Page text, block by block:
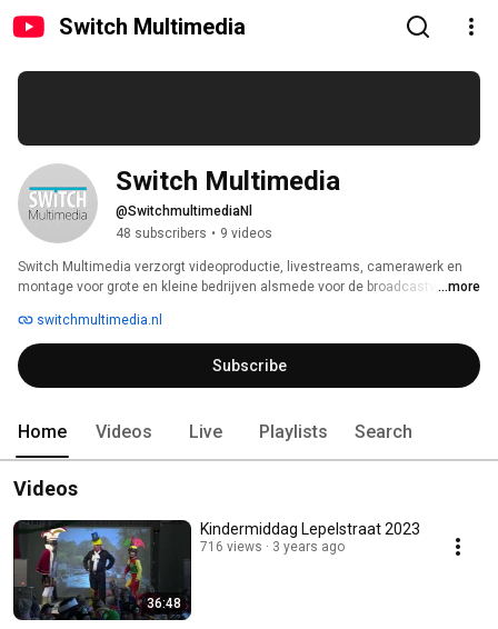
Switch Multimedia
Switch Multimedia
@SwitchmultimediaNl
48 subscribers • 9 videos
Switch Multimedia verzorgt videoproductie, livestreams, camerawerk en
montage voor grote en kleine bedrijven alsmede voor de broadcastwereld.
...more
switchmultimedia.nl
Subscribe
Home Videos Live Playlists Search
Videos
36:48
Kindermiddag Lepelstraat 2023
716 views 3 years ago